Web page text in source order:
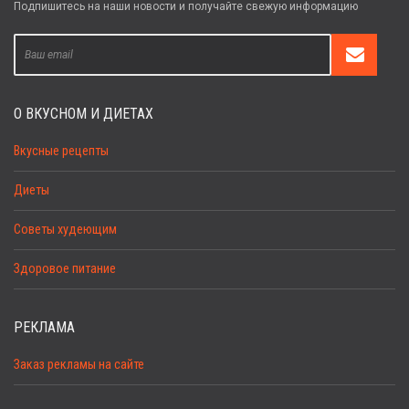
Подпишитесь на наши новости и получайте свежую информацию
О ВКУСНОМ И ДИЕТАХ
Вкусные рецепты
Диеты
Советы худеющим
Здоровое питание
РЕКЛАМА
Заказ рекламы на сайте